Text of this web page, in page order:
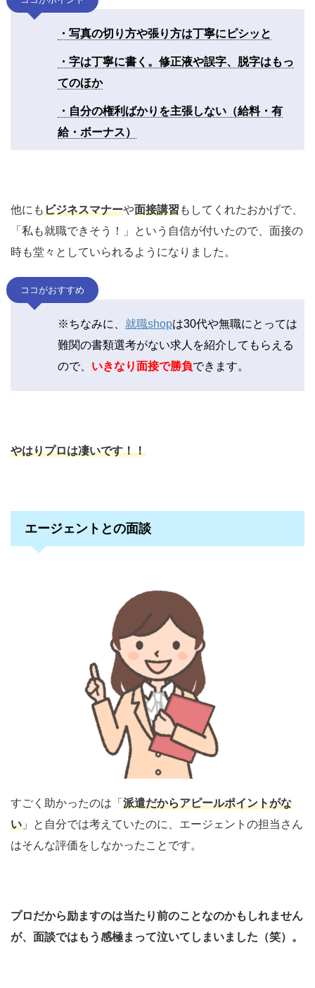
・写真の切り方や張り方は丁寧にピシッと
・字は丁寧に書く。修正液や誤字、脱字はもっ
てのほか
・自分の権利ばかりを主張しない（給料・有
給・ボーナス）
他にもビジネスマナーや面接講習もしてくれたおかげで、
「私も就職できそう！」という自信が付いたので、面接の
時も堂々としていられるようになりました。
ココがおすすめ
※ちなみに、 就職shopは30代や無職にとっては
難関の書類選考がない求人を紹介してもらえる
ので、 いきなり面接で勝負できます。
やはりプロは凄いです！！
エージェントとの面談
すごく助かったのは「 派遣だからアピールポイントがな
い 」と自分では考えていたのに、エージェントの担当さん
はそんな評価をしなかったことです。
プロだから励ますのは当たり前のことなのかもしれません
が、面談ではもう感極まって泣いてしまいました（笑）。